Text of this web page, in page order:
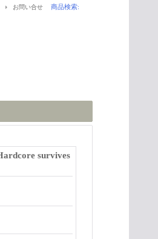
お問い合せ 商品検索:
survives